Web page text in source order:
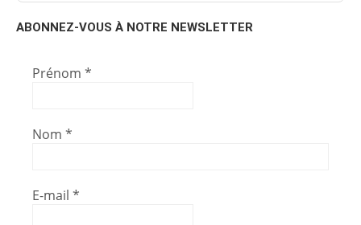
ABONNEZ-VOUS À NOTRE NEWSLETTER
Prénom *
Nom *
E-mail *